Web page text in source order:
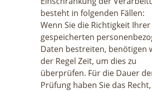
besteht in folgenden Fällen:
Wenn Sie die Richtigkeit
gespeicherten
Daten bestreiten, benötigen
der Regel Zeit, um dies zu
überprüfen. Für die Dauer
Prüfung haben Sie das